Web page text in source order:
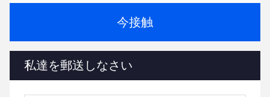
今接触
私達を郵送しなさい